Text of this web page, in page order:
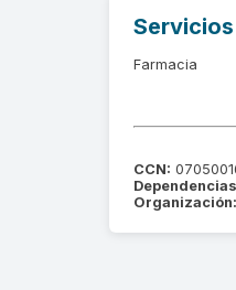
Servicios
Farmacia
CCN:
Organización: